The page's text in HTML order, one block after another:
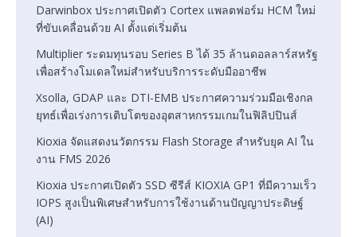
Darwinbox ประกาศเปิดตัว Cortex แพลตฟอร์ม HCM ใหม่
ที่ขับเคลื่อนด้วย AI ตั้งแต่เริ่มต้น
Multiplier ระดมทุนรอบ Series B ได้ 35 ล้านดอลลาร์สหรัฐ
เพื่อสร้างโมเดลใหม่สำหรับบริการระดับมืออาชีพ
Xsolla, GDAP และ DTI-EMB ประกาศความร่วมมือเชิงกล
ยุทธ์เพื่อเร่งการเติบโตของอุตสาหกรรมเกมในฟิลิปปินส์
Kioxia จัดแสดงนวัตกรรม Flash Storage สำหรับยุค AI ใน
งาน FMS 2026
Kioxia ประกาศเปิดตัว SSD ซีรีส์ KIOXIA GP1 ที่มีความเร็ว
IOPS สูงเป็นพิเศษสำหรับการใช้งานด้านปัญญาประดิษฐ์
(AI)